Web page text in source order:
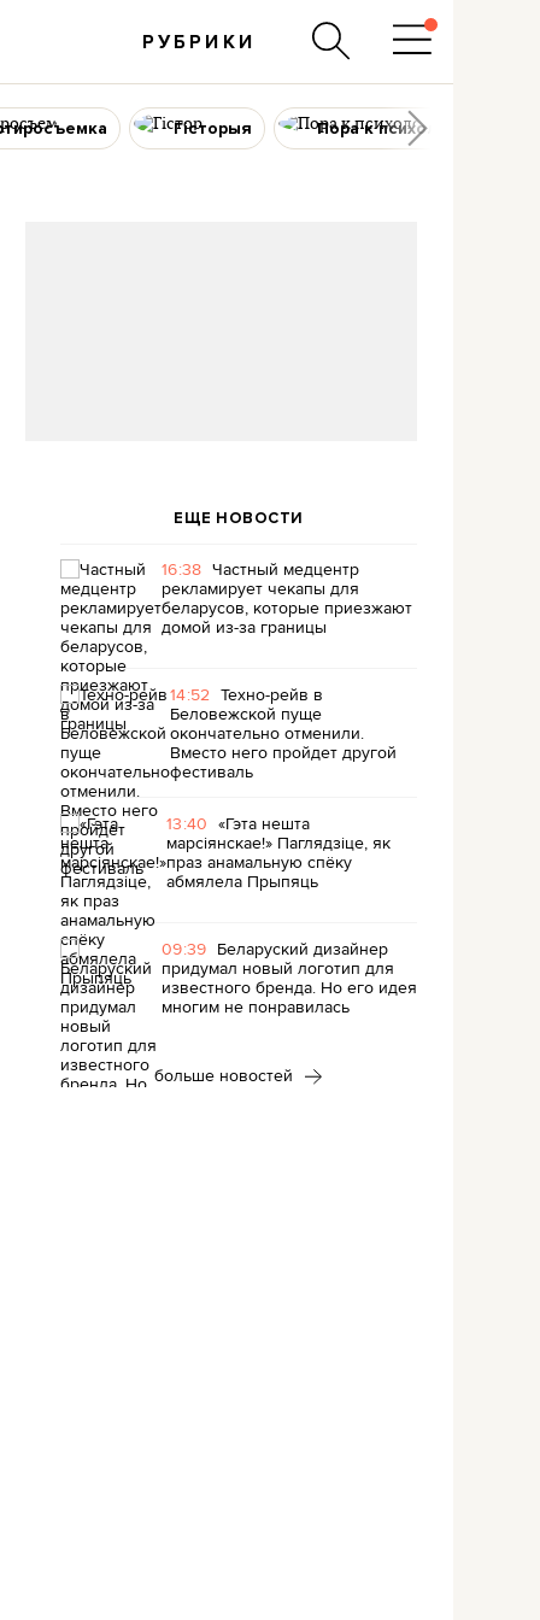
РУБРИКИ
Гісторыя Пора к психологу
ЕЩЕ НОВОСТИ
16:38 Частный медцентр
рекламирует чекапы для
беларусов, которые приезжают
домой из-за границы
14:52 Техно-рейв в
Беловежской пуще
окончательно отменили.
Вместо него пройдет другой
фестиваль
13:40 «Гэта нешта
марсіянскае!» Паглядзіце, як
праз анамальную спёку
абмялела Прыпяць
09:39 Беларуский дизайнер
придумал новый логотип для
известного бренда. Но его идея
многим не понравилась
больше новостей